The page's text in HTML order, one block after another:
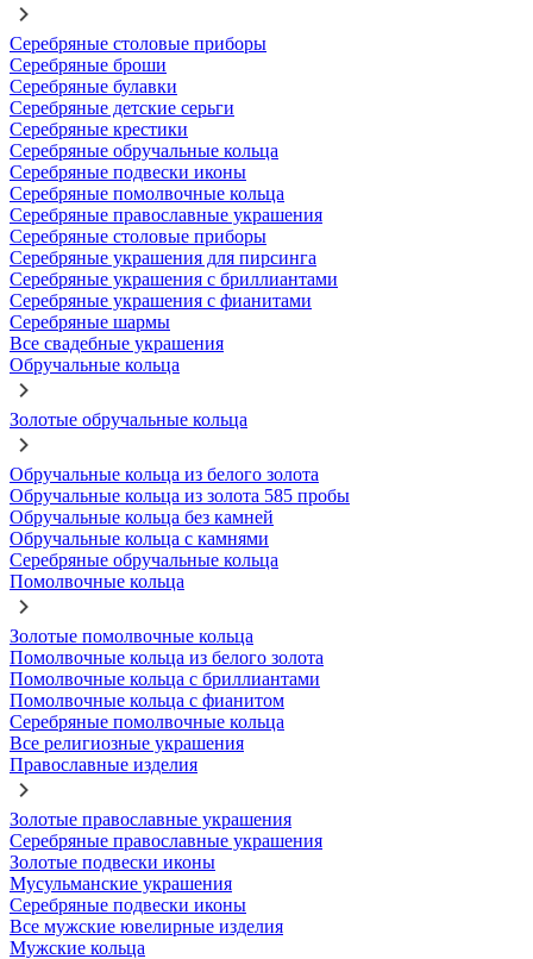
Серебряные столовые приборы
Серебряные броши
Серебряные булавки
Серебряные детские серьги
Серебряные крестики
Серебряные обручальные кольца
Серебряные подвески иконы
Серебряные помолвочные кольца
Серебряные православные украшения
Серебряные столовые приборы
Серебряные украшения для пирсинга
Серебряные украшения с бриллиантами
Серебряные украшения с фианитами
Серебряные шармы
Все свадебные украшения
Обручальные кольца
Золотые обручальные кольца
Обручальные кольца из белого золота
Обручальные кольца из золота 585 пробы
Обручальные кольца без камней
Обручальные кольца с камнями
Серебряные обручальные кольца
Помолвочные кольца
Золотые помолвочные кольца
Помолвочные кольца из белого золота
Помолвочные кольца с бриллиантами
Помолвочные кольца с фианитом
Серебряные помолвочные кольца
Все религиозные украшения
Православные изделия
Золотые православные украшения
Серебряные православные украшения
Золотые подвески иконы
Мусульманские украшения
Серебряные подвески иконы
Все мужские ювелирные изделия
Мужские кольца